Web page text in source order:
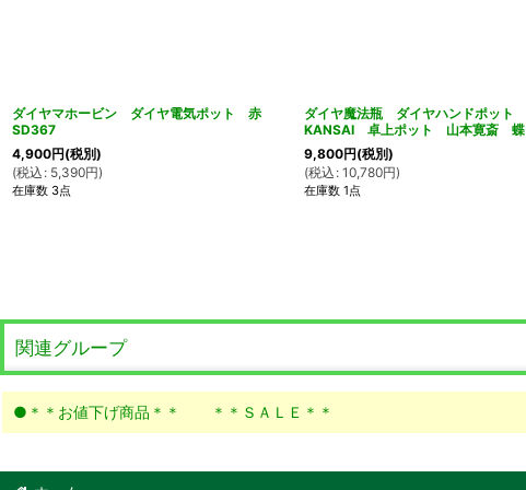
ダイヤマホービン ダイヤ電気ポット 赤
SD367
4,900円(税別)
(税込 : 5,390円)
在庫数 3点
ダイヤ魔法瓶 ダイヤハンドポット
KANSAI 卓上ポット 山本寛斎 蝶
9,800円(税別)
(税込 : 10,780円)
在庫数 1点
関連グループ
●＊＊お値下げ商品＊＊ ＊＊ＳＡＬＥ＊＊